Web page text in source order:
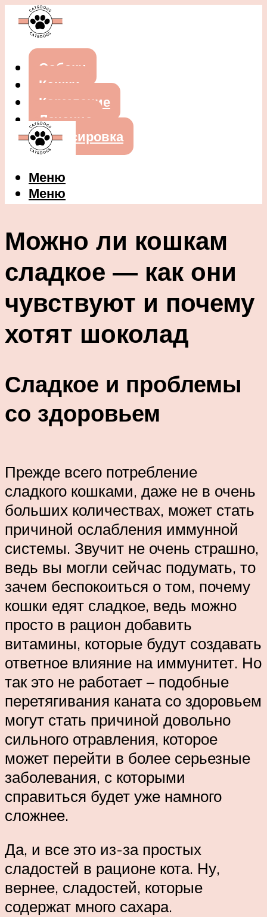
Собаки
Кошки
Кормление
Лечение
Дрессировка
Меню
Меню
Можно ли кошкам
сладкое — как они
чувствуют и почему
хотят шоколад
Сладкое и проблемы
со здоровьем
Прежде всего потребление
сладкого кошками, даже не в очень
больших количествах, может стать
причиной ослабления иммунной
системы. Звучит не очень страшно,
ведь вы могли сейчас подумать, то
зачем беспокоиться о том, почему
кошки едят сладкое, ведь можно
просто в рацион добавить
витамины, которые будут создавать
ответное влияние на иммунитет. Но
так это не работает – подобные
перетягивания каната со здоровьем
могут стать причиной довольно
сильного отравления, которое
может перейти в более серьезные
заболевания, с которыми
справиться будет уже намного
сложнее.
Да, и все это из-за простых
сладостей в рационе кота. Ну,
вернее, сладостей, которые
содержат много сахара.